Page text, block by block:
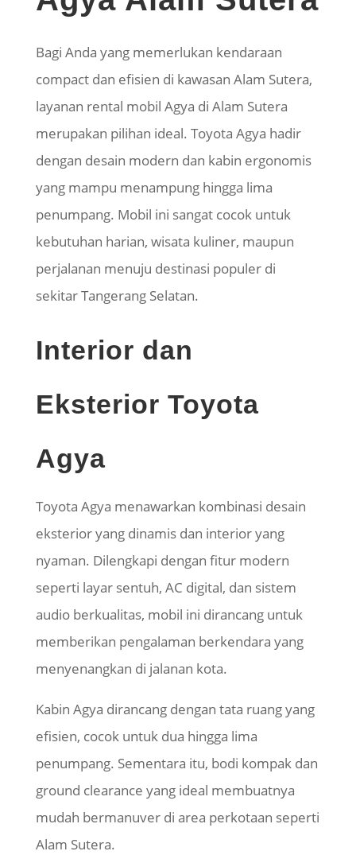
Bagi Anda yang memerlukan kendaraan
compact dan efisien di kawasan Alam Sutera,
layanan rental mobil Agya di Alam Sutera
merupakan pilihan ideal. Toyota Agya hadir
dengan desain modern dan kabin ergonomis
yang mampu menampung hingga lima
penumpang. Mobil ini sangat cocok untuk
kebutuhan harian, wisata kuliner, maupun
perjalanan menuju destinasi populer di
sekitar Tangerang Selatan.
Interior dan
Eksterior Toyota
Agya
Toyota Agya menawarkan kombinasi desain
eksterior yang dinamis dan interior yang
nyaman. Dilengkapi dengan fitur modern
seperti layar sentuh, AC digital, dan sistem
audio berkualitas, mobil ini dirancang untuk
memberikan pengalaman berkendara yang
menyenangkan di jalanan kota.
Kabin Agya dirancang dengan tata ruang yang
efisien, cocok untuk dua hingga lima
penumpang. Sementara itu, bodi kompak dan
ground clearance yang ideal membuatnya
mudah bermanuver di area perkotaan seperti
Alam Sutera.